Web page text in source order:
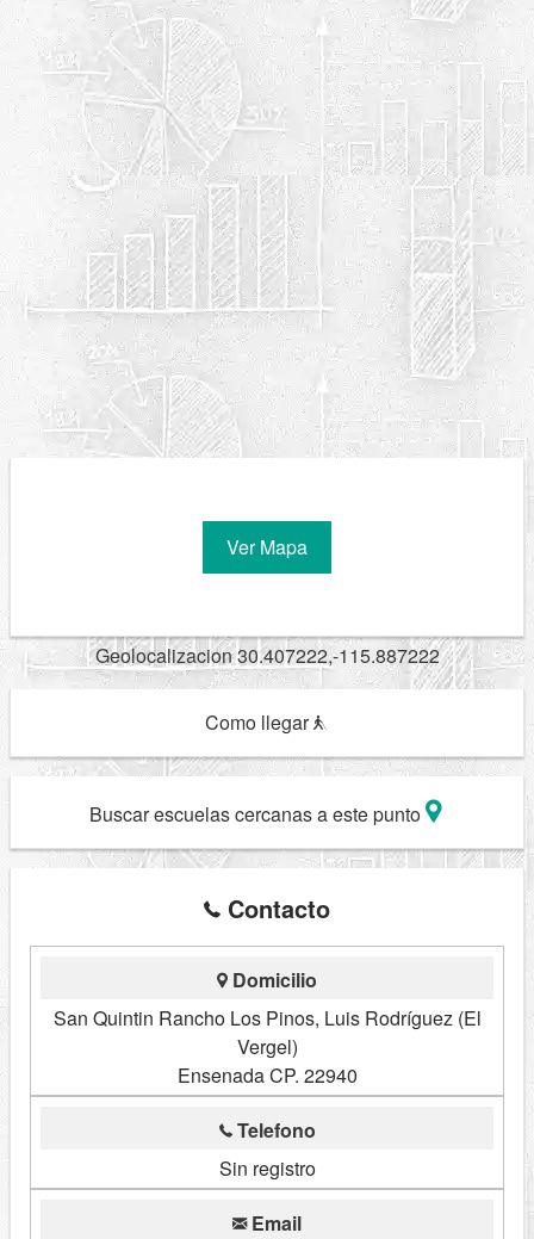
Ver Mapa
Geolocalizacion 30.407222,-115.887222
Como llegar
Buscar escuelas cercanas a este punto
Contacto
Domicilio
San Quintin Rancho Los Pinos, Luis Rodríguez (El
Vergel)
Ensenada CP. 22940
Telefono
Sin registro
Email